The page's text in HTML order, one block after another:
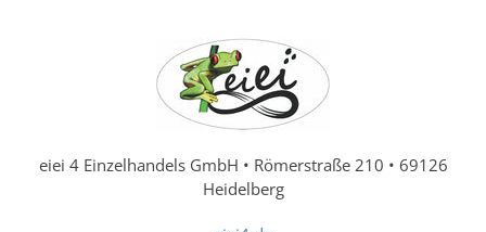
eiei 4 Einzelhandels GmbH • Römerstraße 210 • ​69126
Heidelberg